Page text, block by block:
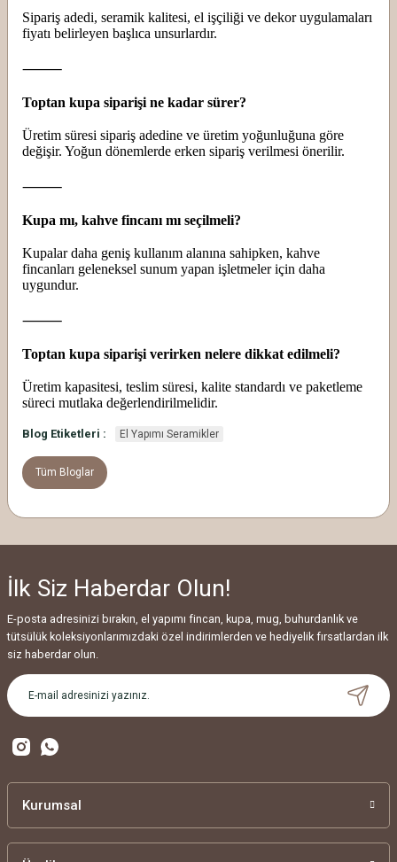
Sipariş adedi, seramik kalitesi, el işçiliği ve dekor uygulamaları
fiyatı belirleyen başlıca unsurlardır.
⸻
Toptan kupa siparişi ne kadar sürer?
Üretim süresi sipariş adedine ve üretim yoğunluğuna göre
değişir. Yoğun dönemlerde erken sipariş verilmesi önerilir.
⸻
Kupa mı, kahve fincanı mı seçilmeli?
Kupalar daha geniş kullanım alanına sahipken, kahve
fincanları geleneksel sunum yapan işletmeler için daha
uygundur.
⸻
Toptan kupa siparişi verirken nelere dikkat edilmeli?
Üretim kapasitesi, teslim süresi, kalite standardı ve paketleme
süreci mutlaka değerlendirilmelidir.
Blog Etiketleri : El Yapımı Seramikler
Tüm Bloglar
İlk Siz Haberdar Olun!
E-posta adresinizi bırakın, el yapımı fincan, kupa, mug, buhurdanlık ve
tütsülük koleksiyonlarımızdaki özel indirimlerden ve hediyelik fırsatlardan ilk
siz haberdar olun.
Kurumsal